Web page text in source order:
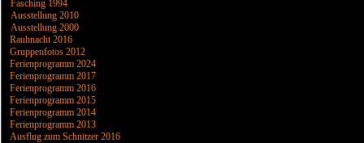
Fasching 1994
Ausstellung 2010
Ausstellung 2000
Rauhnacht 2016
Gruppenfotos 2012
Ferienprogramm 2024
Ferienprogramm 2017
Ferienprogramm 2016
Ferienprogramm 2015
Ferienprogramm 2014
Ferienprogramm 2013
Ausflug zum Schnitzer 2016